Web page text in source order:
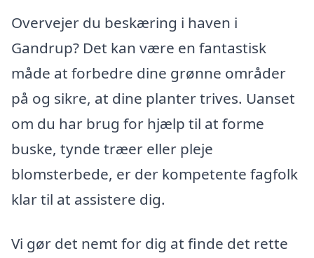
Overvejer du beskæring i haven i
Gandrup? Det kan være en fantastisk
måde at forbedre dine grønne områder
på og sikre, at dine planter trives. Uanset
om du har brug for hjælp til at forme
buske, tynde træer eller pleje
blomsterbede, er der kompetente fagfolk
klar til at assistere dig.
Vi gør det nemt for dig at finde det rette